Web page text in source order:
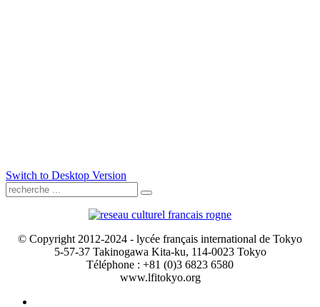
Switch to Desktop Version
© Copyright 2012-2024 - lycée français international de Tokyo
5-57-37 Takinogawa Kita-ku, 114-0023 Tokyo
Téléphone : +81 (0)3 6823 6580
www.lfitokyo.org